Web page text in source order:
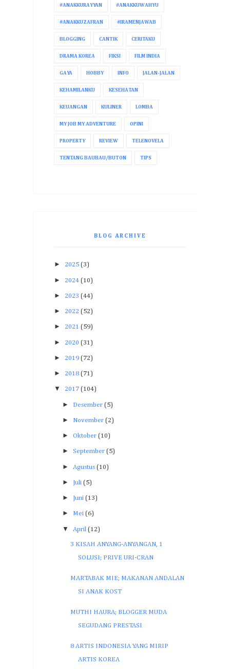
#ANAKKURAYYAN #ANAKKUWAHYU
#ANAKKUZAFRAN #IRAMENJAWAB
BLOGGING CANTIK CERITAKU
DRAMA KOREA FIKSI FILM INDIA
GAYA HOBBY INFO JALAN-JALAN
KEHAMILANKU KESEHATAN
KEUANGAN KULINER LOMBA
MY JOB MY ADVENTURE OPINI
PROPERTY REVIEW TELENOVELA
TENTANG BAUBAU/BUTON TIPS
BLOG ARCHIVE
► 2025 (3)
► 2024 (10)
► 2023 (44)
► 2022 (52)
► 2021 (59)
► 2020 (31)
► 2019 (72)
► 2018 (71)
▼ 2017 (104)
► Desember (5)
► November (2)
► Oktober (10)
► September (5)
► Agustus (10)
► Juli (5)
► Juni (13)
► Mei (6)
▼ April (12)
3 KISAH ANYANG-ANYANGAN, 1
SOLUSI; PRIVE URI-CRAN
MARTABAK MIE; MAKANAN ANDALAN
SI ANAK KOST
MUTHI HAURA; BLOGGER MUDA
SEGUDANG PRESTASI
8 ARTIS INDONESIA YANG MIRIP
ARTIS KOREA